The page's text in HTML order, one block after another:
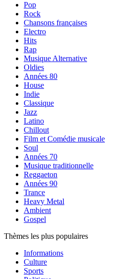
Pop
Rock
Chansons françaises
Electro
Hits
Rap
Musique Alternative
Oldies
Années 80
House
Indie
Classique
Jazz
Latino
Chillout
Film et Comédie musicale
Soul
Années 70
Musique traditionnelle
Reggaeton
Années 90
Trance
Heavy Metal
Ambient
Gospel
Thèmes les plus populaires
Informations
Culture
Sports